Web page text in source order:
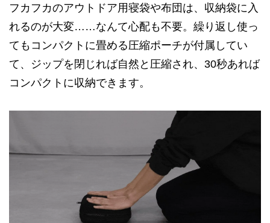
フカフカのアウトドア用寝袋や布団は、収納袋に入
れるのが大変……なんて心配も不要。繰り返し使っ
てもコンパクトに畳める圧縮ポーチが付属してい
て、ジップを閉じれば自然と圧縮され、30秒あれば
コンパクトに収納できます。